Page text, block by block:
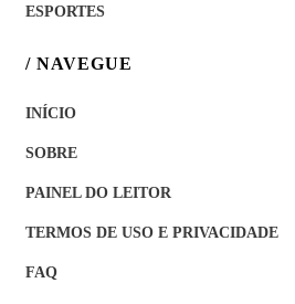
ESPORTES
/ NAVEGUE
INÍCIO
SOBRE
PAINEL DO LEITOR
TERMOS DE USO E PRIVACIDADE
FAQ